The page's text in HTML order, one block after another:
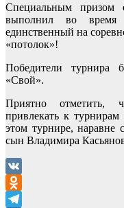
Специальным призом
выполнил во
единственный на
«потолок»!
Победители турнира
«Свой».
Приятно отметить,
привлекать к
этом турнире, наравне
сын Владимира
VK
Odnoklassniki